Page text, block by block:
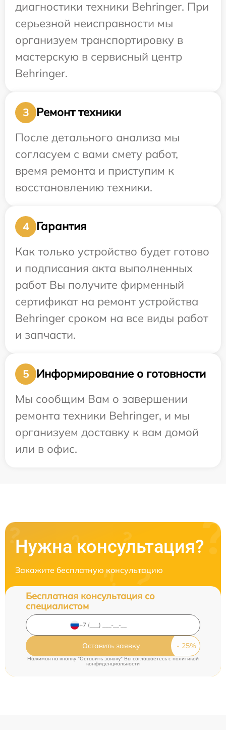
диагностики техники Behringer. При
серьезной неисправности мы
организуем транспортировку в
мастерскую в сервисный центр
Behringer.
3
Ремонт техники
После детального анализа мы
согласуем с вами смету работ,
время ремонта и приступим к
восстановлению техники.
4
Гарантия
Как только устройство будет готово
и подписания акта выполненных
работ Вы получите фирменный
сертификат на ремонт устройства
Behringer сроком на все виды работ
и запчасти.
5
Информирование о готовности
Мы сообщим Вам о завершении
ремонта техники Behringer, и мы
организуем доставку к вам домой
или в офис.
Нужна консультация?
Закажите бесплатную консультацию
Бесплатная консультация со
специалистом
Оставить заявку
Нажимая на кнопку "Оставить заявку" Вы соглашаетесь cполитикой
конфиденциальности